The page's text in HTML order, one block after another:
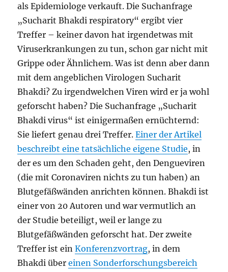
als Epidemiologe verkauft. Die Suchanfrage
„Sucharit Bhakdi respiratory“ ergibt vier
Treffer – keiner davon hat irgendetwas mit
Viruserkrankungen zu tun, schon gar nicht mit
Grippe oder Ähnlichem. Was ist denn aber dann
mit dem angeblichen Virologen Sucharit
Bhakdi? Zu irgendwelchen Viren wird er ja wohl
geforscht haben? Die Suchanfrage „Sucharit
Bhakdi virus“ ist einigermaßen ernüchternd:
Sie liefert genau drei Treffer.Einer der Artikel
beschreibt eine tatsächliche eigene Studie, in
der es um den Schaden geht, den Dengueviren
(die mit Coronaviren nichts zu tun haben) an
Blutgefäßwänden anrichten können. Bhakdi ist
einer von 20 Autoren und war vermutlich an
der Studie beteiligt, weil er lange zu
Blutgefäßwänden geforscht hat. Der zweite
Treffer ist einKonferenzvortrag, in dem
Bhakdi übereinen Sonderforschungsbereich